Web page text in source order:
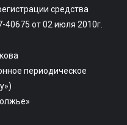
средства
от 02 июля 2010г.
периодическое